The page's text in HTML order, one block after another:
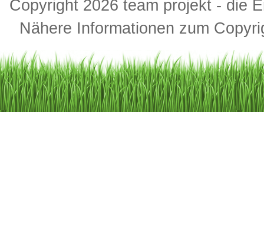
Teamsport-Events –
Soccercups –
Fussballdart – Fußballrodeo –
Sportschaugala –
– Soccerfamilycamps –
Sportevents – Championsparty
XMAS Events –
Copyright 2026 team projekt - die
Nähere Informationen zum